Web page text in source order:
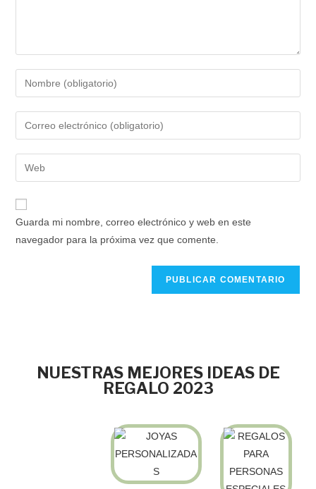
Guarda mi nombre, correo electrónico y web en este
navegador para la próxima vez que comente.
NUESTRAS MEJORES IDEAS DE
REGALO 2023